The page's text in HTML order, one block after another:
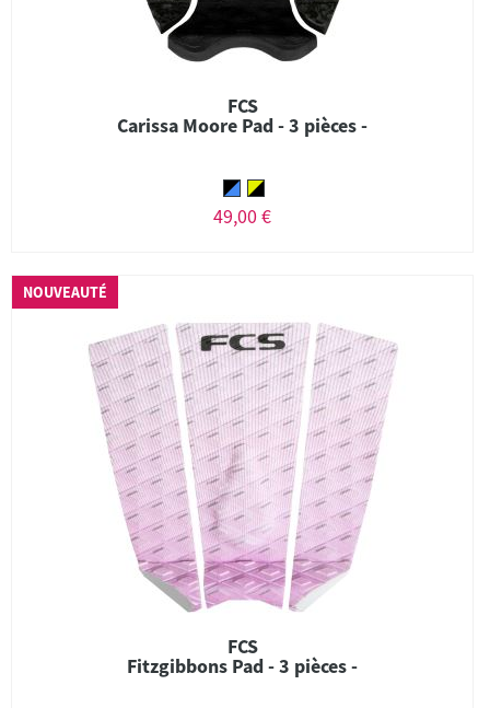
FCS
Carissa Moore Pad - 3 pièces -
49,00 €
NOUVEAUTÉ
FCS
Fitzgibbons Pad - 3 pièces -